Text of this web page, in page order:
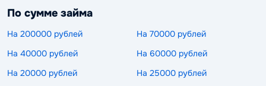
По сумме займа
На 200000 рублей
На 70000 рублей
На 40000 рублей
На 60000 рублей
На 20000 рублей
На 25000 рублей